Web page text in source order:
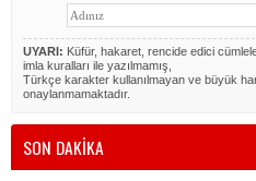
UYARI: Küfür, hakaret, rencide edici
imla kuralları ile yazılmamış,
Türkçe karakter kullanılmayan ve büyük
onaylanmamaktadır.
SON DAKİKA